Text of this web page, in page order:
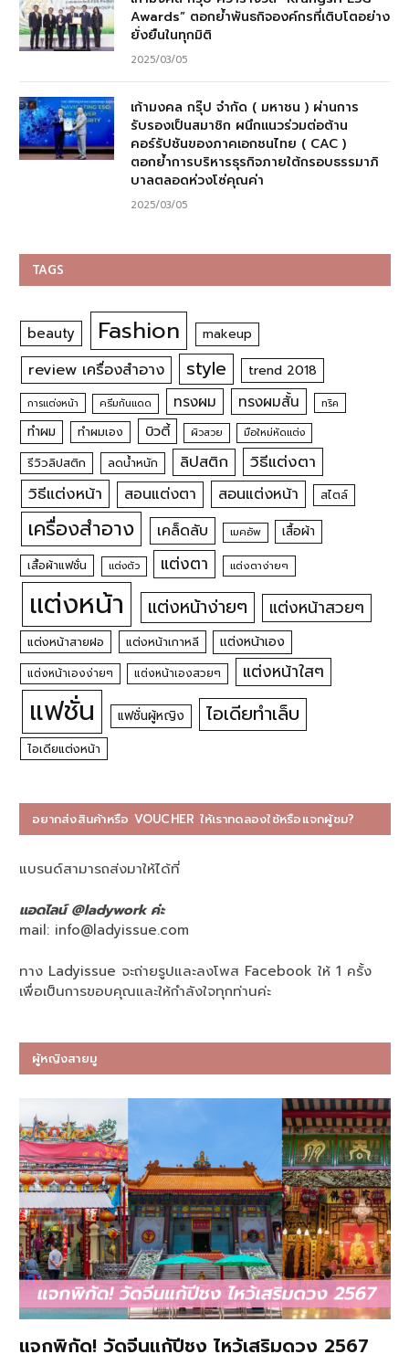
Awards” ตอกย้ำพันธกิจองค์กรที่เติบโตอย่าง
ยั่งยืนในทุกมิติ
2025/03/05
เก้ามงคล กรุ๊ป จำกัด ( มหาชน ) ผ่านการ
รับรองเป็นสมาชิก ผนึกแนวร่วมต่อต้าน
คอร์รัปชันของภาคเอกชนไทย ( CAC )
ตอกย้ำการบริหารธุรกิจภายใต้กรอบธรรมาภิ
บาลตลอดห่วงโซ่คุณค่า
2025/03/05
TAGS
beauty Fashion makeup
review เครื่องสำอาง style trend 2018
การแต่งหน้า ครีมกันแดด ทรงผม ทรงผมสั้น ทริค
ทำผม ทำผมเอง บิวตี้ ผิวสวย มือใหม่หัดแต่ง
รีวิวลิปสติก ลดน้ำหนัก ลิปสติก
วิธีแต่งตา
วิธีแต่งหน้า
สอนแต่งตา สอนแต่งหน้า สไตล์
เครื่องสำอาง เคล็ดลับ เมคอัพ เสื้อผ้า
เสื้อผ้าแฟชั่น แต่งตัว แต่งตา แต่งตาง่ายๆ
แต่งหน้า แต่งหน้าง่ายๆ แต่งหน้าสวยๆ
แต่งหน้าสายฝอ แต่งหน้าเกาหลี แต่งหน้าเอง
แต่งหน้าเองง่ายๆ แต่งหน้าเองสวยๆ แต่งหน้าใสๆ
แฟชั่น แฟชั่นผู้หญิง ไอเดียทำเล็บ
ไอเดียแต่งหน้า
อยากส่งสินค้าหรือ VOUCHER ให้เราทดลองใช้หรือแจกผู้ชม?
แบรนด์สามารถส่งมาให้ได้ที่
แอดไลน์ @ladywork ค่ะ
mail: info@ladyissue.com
ทาง Ladyissue จะถ่ายรูปและลงโพส Facebook ให้ 1 ครั้ง
เพื่อเป็นการขอบคุณและให้กำลังใจทุกท่านค่ะ
ผู้หญิงสายมู
แจกพิกัด! วัดจีนแก้ปีชง ไหว้เสริมดวง 2567